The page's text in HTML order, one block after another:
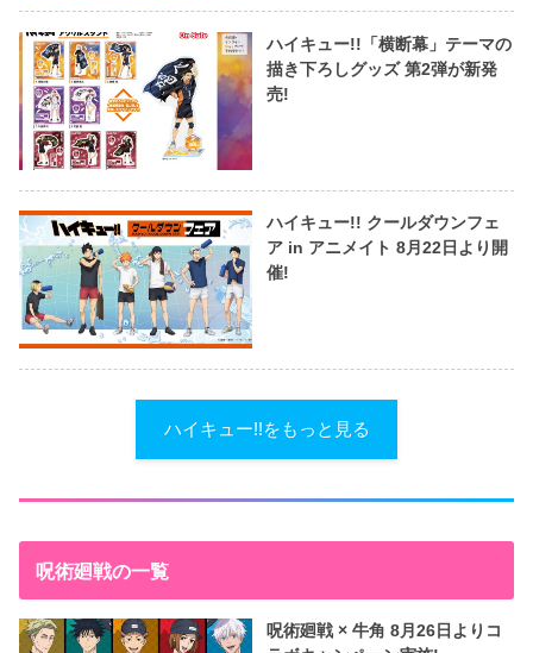
ハイキュー!!「横断幕」テーマの
描き下ろしグッズ 第2弾が新発
売!
ハイキュー!! クールダウンフェ
ア in アニメイト 8月22日より開
催!
ハイキュー!!をもっと見る
呪術廻戦の一覧
呪術廻戦 × 牛角 8月26日よりコ